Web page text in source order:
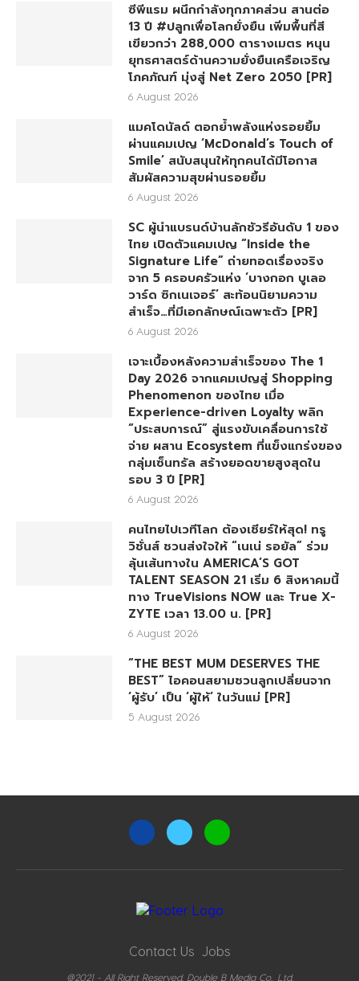
ซีพีแรม ผนึกกำลังทุกภาคส่วน สานต่อ
13 ปี #ปลูกเพื่อโลกยั่งยืน เพิ่มพื้นที่สี
เขียวกว่า 288,000 ตารางเมตร หนุน
ยุทธศาสตร์ด้านความยั่งยืนเครือเจริญ
โภคภัณฑ์ มุ่งสู่ Net Zero 2050 [PR]
6 August 2026
แมคโดนัลด์ ตอกย้ำพลังแห่งรอยยิ้ม
ผ่านแคมเปญ ‘McDonald’s Touch of
Smile’ สนับสนุนให้ทุกคนได้มีโอกาส
สัมผัสความสุขผ่านรอยยิ้ม
6 August 2026
SC ผู้นำแบรนด์บ้านลักชัวรีอันดับ 1 ของ
ไทย เปิดตัวแคมเปญ “Inside the
Signature Life” ถ่ายทอดเรื่องจริง
จาก 5 ครอบครัวแห่ง ‘บางกอก บูเลอ
วาร์ด ซิกเนเจอร์’ สะท้อนนิยามความ
สำเร็จ…ที่มีเอกลักษณ์เฉพาะตัว [PR]
6 August 2026
เจาะเบื้องหลังความสำเร็จของ The 1
Day 2026 จากแคมเปญสู่ Shopping
Phenomenon ของไทย เมื่อ
Experience-driven Loyalty พลิก
“ประสบการณ์” สู่แรงขับเคลื่อนการใช้
จ่าย ผสาน Ecosystem ที่แข็งแกร่งของ
กลุ่มเซ็นทรัล สร้างยอดขายสูงสุดใน
รอบ 3 ปี [PR]
6 August 2026
คนไทยไปเวทีโลก ต้องเชียร์ให้สุด! ทรู
วิชั่นส์ ชวนส่งใจให้ “เนเน่ รอยัล” ร่วม
ลุ้นเส้นทางใน AMERICA’S GOT
TALENT SEASON 21 เริ่ม 6 สิงหาคมนี้
ทาง TrueVisions NOW และ True X-
ZYTE เวลา 13.00 น. [PR]
6 August 2026
“THE BEST MUM DESERVES THE
BEST” ไอคอนสยามชวนลูกเปลี่ยนจาก
‘ผู้รับ’ เป็น ‘ผู้ให้’ ในวันแม่ [PR]
5 August 2026
Contact Us Jobs
@2021 - All Right Reserved. Double B Media Co., Ltd.